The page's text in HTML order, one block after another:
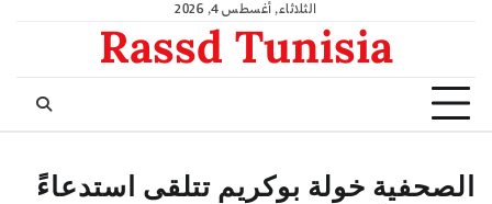
الثلاثاء, أغسطس 4, 2026
Rassd Tunisia
الصحفية خولة بوكريم تتلقى استدعاءً